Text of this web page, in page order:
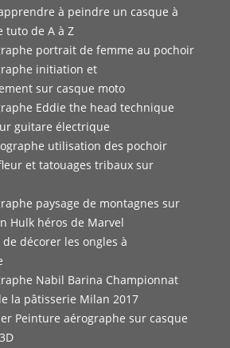
à peindre un casque à
tuto de A à Z
portrait de femme au pochoir
initiation et
sur casque moto
Eddie the head technique
guitare électrique
utilisation des pochoir
et tatouages tribaux sur
paysage de montagnes sur
Hulk héros de Marvel
de décorer les ongles à
Nabil Barina Championnat
la pâtisserie Milan 2017
Peinture aérographe sur casque